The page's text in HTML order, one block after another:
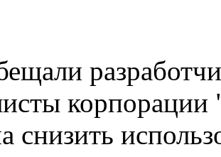
корпорации
снизить